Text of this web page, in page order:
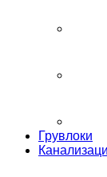
Грувлоки